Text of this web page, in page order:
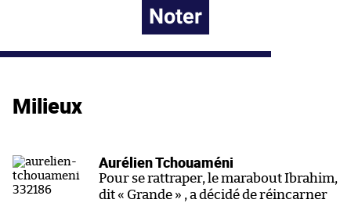
Noter
Milieux
Aurélien Tchouaméni
Pour se rattraper, le marabout Ibrahim,
dit « Grande » , a décidé de réincarner